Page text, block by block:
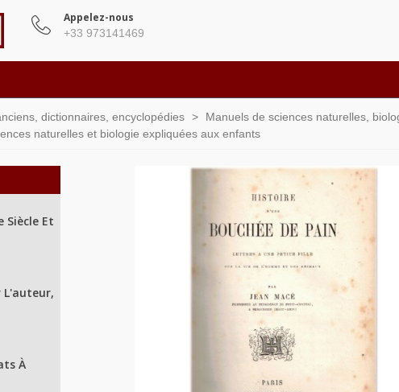
Appelez-nous
+33 973141469
dictionnaires, encyclopédies > Manuels de sciences naturelles,
naturelles et biologie expliquées aux enfants
Siècle Et
L'auteur,
À